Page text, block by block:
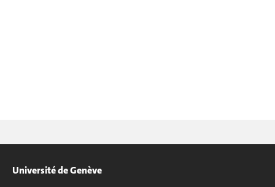
Université de Genève